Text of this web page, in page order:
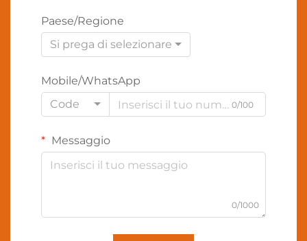
Paese/Regione
Si prega di selezionare
Mobile/WhatsApp
Code
0/100
Messaggio
0/1000